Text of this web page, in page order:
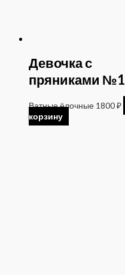
Девочка с
пряниками №1
Ватные ёлочные 1800₽
корзину